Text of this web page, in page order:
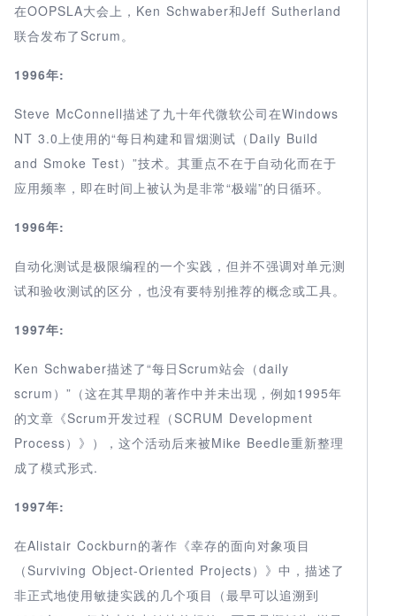
在OOPSLA大会上，Ken Schwaber和Jeff Sutherland
联合发布了Scrum。
1996年:
Steve McConnell描述了九十年代微软公司在Windows
NT 3.0上使用的“每日构建和冒烟测试（Daily Build
and Smoke Test）”技术。其重点不在于自动化而在于
应用频率，即在时间上被认为是非常“极端”的日循环。
1996年:
自动化测试是极限编程的一个实践，但并不强调对单元测
试和验收测试的区分，也没有要特别推荐的概念或工具。
1997年:
Ken Schwaber描述了“每日Scrum站会（daily
scrum）”（这在其早期的著作中并未出现，例如1995年
的文章《Scrum开发过程（SCRUM Development
Process）》），这个活动后来被Mike Beedle重新整理
成了模式形式.
1997年:
在Alistair Cockburn的著作《幸存的面向对象项目
（Surviving Object-Oriented Projects）》中，描述了
非正式地使用敏捷实践的几个项目（最早可以追溯到